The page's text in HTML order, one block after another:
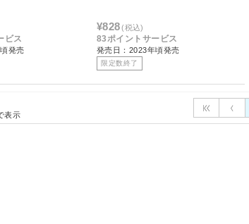
ビス
発売
¥828 (税込)
83ポイントサービス
発売日：2023年頃発売
限定数終了
表示